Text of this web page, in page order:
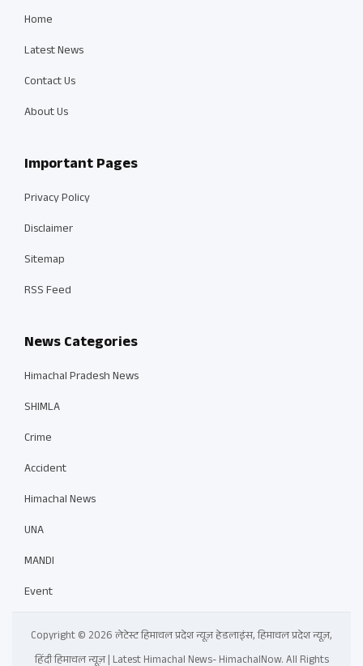
Home
Latest News
Contact Us
About Us
Important Pages
Privacy Policy
Disclaimer
Sitemap
RSS Feed
News Categories
Himachal Pradesh News
SHIMLA
Crime
Accident
Himachal News
UNA
MANDI
Event
Copyright © 2026 लेटेस्ट हिमाचल प्रदेश न्यूज़ हेडलाइंस, हिमाचल प्रदेश न्यूज़,
हिंदी हिमाचल न्यूज़ | Latest Himachal News- HimachalNow. All Rights